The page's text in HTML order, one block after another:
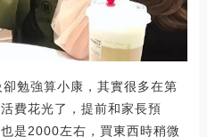
勉強算小康，其實很多在第
費花光了，提前和家長預
是2000左右，買東西時稍微